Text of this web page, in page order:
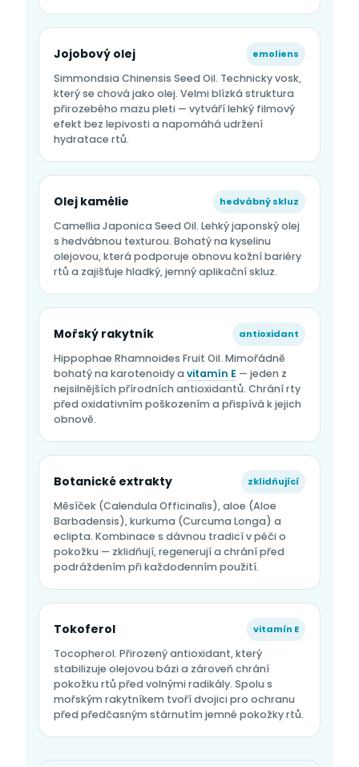
Jojobový olej emoliens
Simmondsia Chinensis Seed Oil. Technicky vosk,
který se chová jako olej. Velmi blízká struktura
přirozebého mazu pleti — vytváří lehký filmový
efekt bez lepivosti a napomáhá udržení
hydratace rtů.
Olej kamélie hedvábný skluz
Camellia Japonica Seed Oil. Lehký japonský olej
s hedvábnou texturou. Bohatý na kyselinu
olejovou, která podporuje obnovu kožní bariéry
rtů a zajišťuje hladký, jemný aplikační skluz.
Mořský rakytník antioxidant
Hippophae Rhamnoides Fruit Oil. Mimořádně
bohatý na karotenoidy a vitamín E — jeden z
nejsilnějších přírodních antioxidantů. Chrání rty
před oxidativním poškozením a přispívá k jejich
obnově.
Botanické extrakty zklidňující
Měsíček (Calendula Officinalis), aloe (Aloe
Barbadensis), kurkuma (Curcuma Longa) a
eclipta. Kombinace s dávnou tradicí v péči o
pokožku — zklidňují, regenerují a chrání před
podráždením při každodenním použití.
Tokoferol vitamín E
Tocopherol. Přirozený antioxidant, který
stabilizuje olejovou bázi a zároveň chrání
pokožku rtů před volnými radikály. Spolu s
mořským rakytníkem tvoří dvojici pro ochranu
před předčasným stárnutím jemné pokožky rtů.